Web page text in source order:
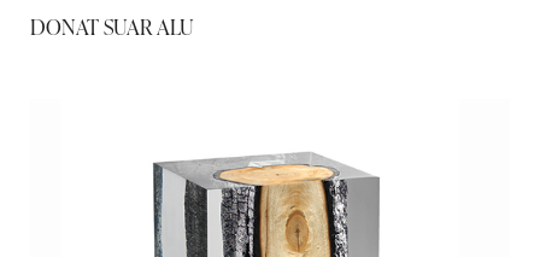
DONAT SUAR ALU